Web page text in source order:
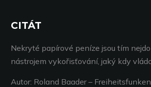
CITÁT
Nekryté papírové peníze jsou tím
nástrojem vykořisťování, jaký kdy
Autor: Roland Baader – Freiheitsfunken